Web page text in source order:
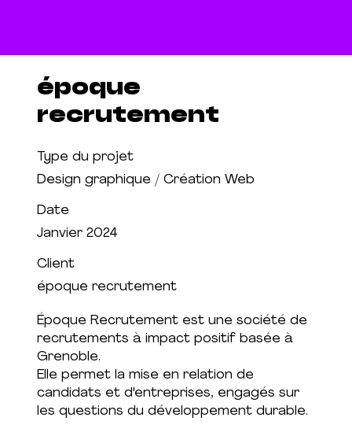
époque
recrutement
Type du projet
Design graphique / Création Web
Date
Janvier 2024
Client
époque recrutement
Époque Recrutement est une société de
recrutements à impact positif basée à
Grenoble.
Elle permet la mise en relation de
candidats et d'entreprises, engagés sur
les questions du développement durable.